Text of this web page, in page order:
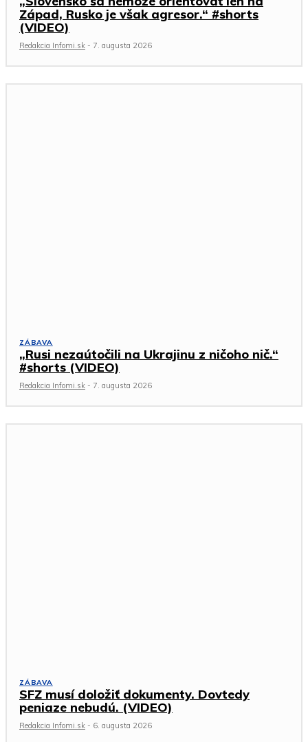
Západ, Rusko je však agresor.“ #shorts
(VIDEO)
Redakcia Infomi.sk - 7. augusta 2026
ZÁBAVA
„Rusi nezaútočili na Ukrajinu z ničoho nič.“
#shorts (VIDEO)
Redakcia Infomi.sk - 7. augusta 2026
ZÁBAVA
SFZ musí doložiť dokumenty. Dovtedy
peniaze nebudú. (VIDEO)
Redakcia Infomi.sk - 6. augusta 2026